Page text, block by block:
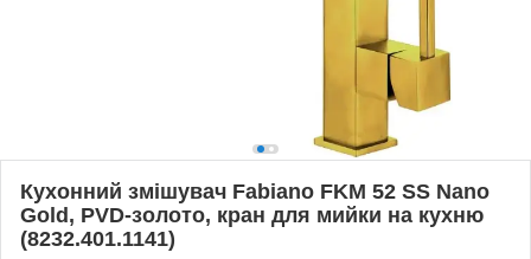
Кухонний змішувач Fabiano FKM 52 SS Nano
Gold, PVD-золото, кран для мийки на кухню
(8232.401.1141)